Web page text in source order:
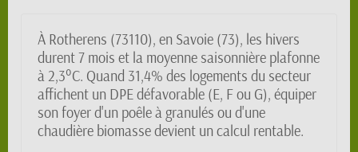
À Rotherens (73110), en Savoie (73), les hivers
durent 7 mois et la moyenne saisonnière plafonne
à 2,3°C. Quand 31,4% des logements du secteur
affichent un DPE défavorable (E, F ou G), équiper
son foyer d'un poêle à granulés ou d'une
chaudière biomasse devient un calcul rentable.